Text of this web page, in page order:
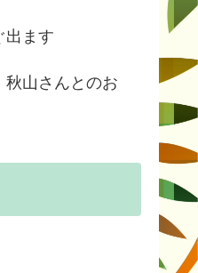
出ます
秋山さんとのお